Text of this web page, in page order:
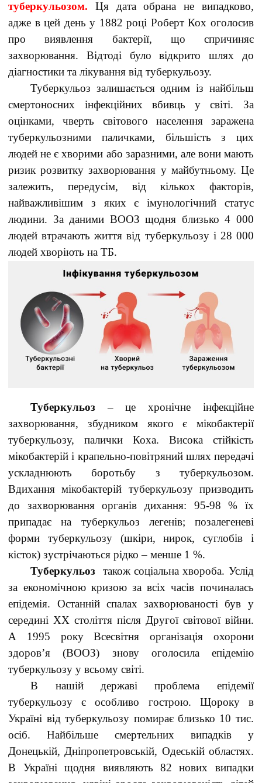
туберкульозом. Ця дата обрана не випадково,
адже в цей день у 1882 році Роберт Кох оголосив
про виявлення бактерії, що спричиняє
захворювання. Відтоді було відкрито шлях до
діагностики та лікування від туберкульозу.
Туберкульоз залишається одним із найбільш
смертоносних інфекційних вбивць у світі. За
оцінками, чверть світового населення заражена
туберкульозними паличками, більшість з цих
людей не є хворими або заразними, але вони мають
ризик розвитку захворювання у майбутньому. Це
залежить, передусім, від кількох факторів,
найважливішим з яких є імунологічний статус
людини. За даними ВООЗ щодня близько 4 000
людей втрачають життя від туберкульозу і 28 000
людей хворіють на ТБ.
Туберкульоз – це хронічне інфекційне
захворювання, збудником якого є мікобактерії
туберкульозу, палички Коха. Висока стійкість
мікобактерій і крапельно-повітряний шлях передачі
ускладнюють боротьбу з туберкульозом.
Вдихання мікобактерій туберкульозу призводить
до захворювання органів дихання: 95-98 % їх
припадає на туберкульоз легенів; позалегеневі
форми туберкульозу (шкіри, нирок, суглобів і
кісток) зустрічаються рідко – менше 1 %.
Туберкульоз також соціальна хвороба. Услід
за економічною кризою за всіх часів починалась
епідемія. Останній спалах захворюваності був у
середині XX століття після Другої світової війни.
А 1995 року Всесвітня організація охорони
здоров’я (ВООЗ) знову оголосила епідемію
туберкульозу у всьому світі.
В нашій державі проблема епідемії
туберкульозу є особливо гострою. Щороку в
Україні від туберкульозу помирає близько 10 тис.
осіб. Найбільше смертельних випадків у
Донецькій, Дніпропетровській, Одеській областях.
В Україні щодня виявляють 82 нових випадки